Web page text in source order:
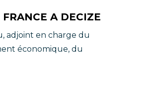
A DECIZE
adjoint en charge du
économique, du